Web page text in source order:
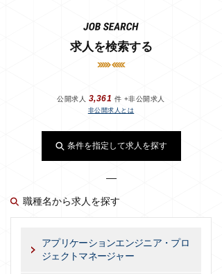
求人を検索する
公開求人 3,361 件 +非公開求人
非公開求人とは
条件を指定して求人を探す
職種名から求人を探す
アプリケーションエンジニア・プロ
ジェクトマネージャー